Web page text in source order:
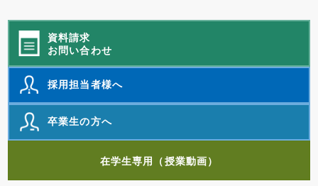
資料請求
お問い合わせ
採用担当者様へ
卒業生の方へ
在学生専用（授業動画）